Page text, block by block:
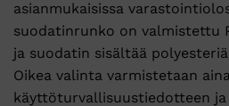
asianmukaisissa
suodatinrunko on valmistettu
ja suodatin sisältää
Oikea valinta varmistetaan
käyttöturvallisuustiedotteen ja